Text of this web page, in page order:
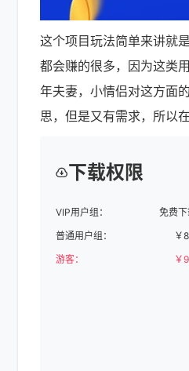
这个项目玩法简单来讲就
都会赚的很多，因为这类
年夫妻，小情侣对这方面
思，但是又有需求，所以
下载权限
VIP用户组：
免费
普通用户组：
￥
游客：
￥